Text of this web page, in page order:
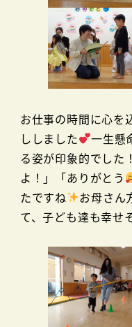
お仕事の時間に心を
ししました
一生懸
る姿が印象的でした
よ！」「ありがとう
たですね
お母さん
て、子ども達も幸せ